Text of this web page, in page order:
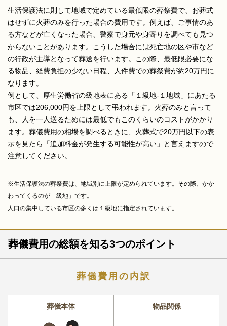
生活保護法に則して地域で定めている最低限の葬祭費で、お葬式
はせずに火葬のみを行った場合の費用です。例えば、ご事情のあ
る方などが亡くなった場合、警察で身元や身寄りを調べても見つ
からないことがあります。こうした場合には死亡地の区や市など
の行政が主導となって葬送を行います。この際、最低限必要にな
る物品、経費負担の少ない日程、人件費での葬祭費が約20万円に
なります。
例として、厚生労働省の級地表にある「１級地-１地域」にあたる
市区では206,000円を上限として弔われます。火葬のみと言って
も、人を一人送るためには最低でもこのくらいのコストがかかり
ます。葬儀費用の相場を調べるときに、火葬式で20万円以下の表
示を見たら「追加料金が発生する可能性が高い」と言えますので
注意してください。
※生活保護法の葬祭費は、地域別に上限が定められています。その際、かか
わってくるのが「級地」です。
人口の集中している市区の多くは１級地に指定されています。
葬儀費用の総額を知る3つのポイント
葬儀費用の内訳
葬儀本体 物品関係